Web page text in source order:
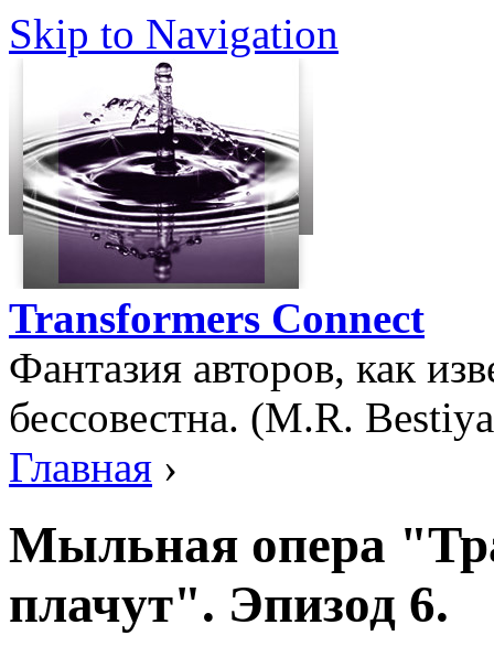
Skip to Navigation
Transformers Connect
Фантазия авторов, как
бессовестна. (M.R.
Главная ›
Мыльная опера
плачут". Эпизод 6.